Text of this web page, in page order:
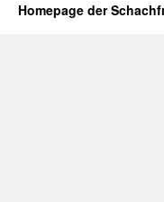
Homepage der